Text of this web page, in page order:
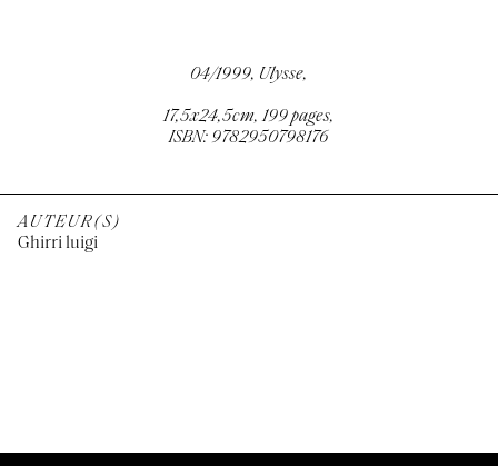
04/1999, Ulysse,
17,5x24,5cm, 199 pages,
ISBN: 9782950798176
AUTEUR(S)
Ghirri luigi